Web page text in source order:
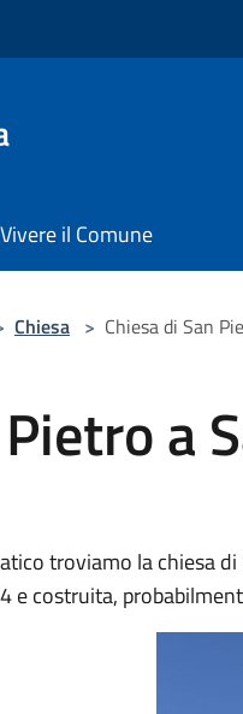
Vivere il Comune
Chiesa > Chiesa di San
a
troviamo la chiesa
costruita,